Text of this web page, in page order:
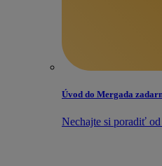
Úvod do Mergada
Nechajte si poradiť